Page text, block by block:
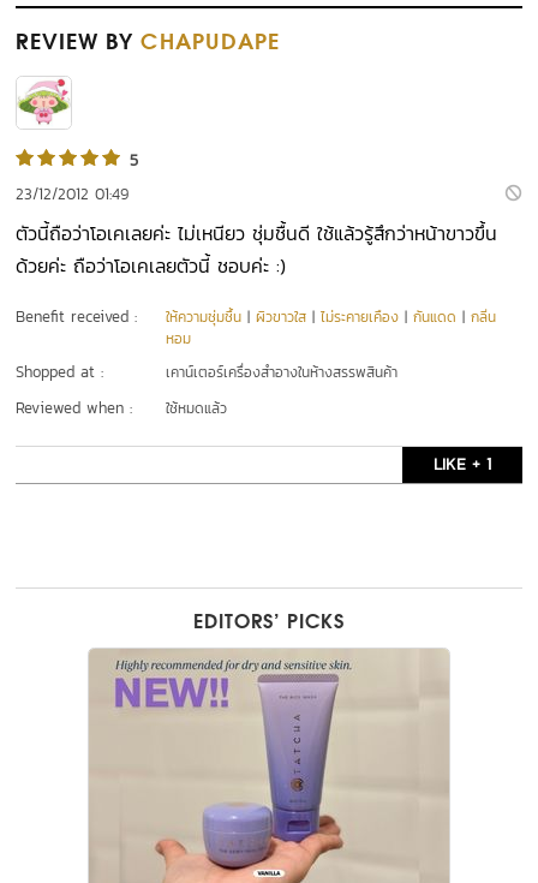
REVIEW BYCHAPUDAPE
5
23/12/2012 01:49
ตัวนี้ถือว่าโอเคเลยค่ะ ไม่เหนียว ชุ่มชื้นดี ใช้แล้วรู้สึกว่าหน้าขาวขึ้น
ด้วยค่ะ ถือว่าโอเคเลยตัวนี้ ชอบค่ะ :)
Benefit received : ให้ความชุ่มชื้น |ผิวขาวใส |ไม่ระคายเคือง |กันแดด |กลิ่น
หอม
Shopped at : เคาน์เตอร์เครื่องสำอางในห้างสรรพสินค้า
Reviewed when : ใช้หมดแล้ว
LIKE + 1
EDITORS’ PICKS